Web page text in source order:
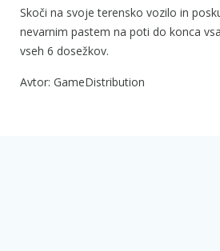
Skoči na svoje terensko vozilo in
nevarnim pastem na poti do konca
vseh 6 dosežkov.
Avtor: GameDistribution